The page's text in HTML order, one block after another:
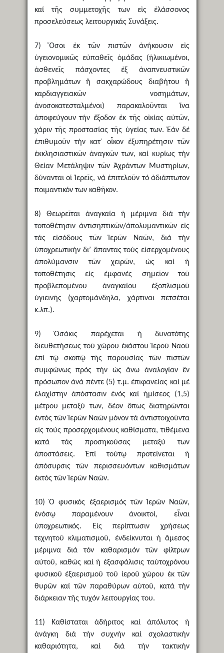
καί τῆς συμμετοχῆς των εἰς ἐλάσσονος
προσελεύσεως λειτουργικάς Συνάξεις.
7) Ὅσοι ἐκ τῶν πιστῶν ἀνήκουσιν εἰς
ὑγειονομικῶς εὐπαθεῖς ὁμάδας (ἡλικιωμένοι,
ἀσθενεῖς πάσχοντες ἐξ ἀναπνευστικῶν
προβλημάτων ἤ σακχαρώδους διαβήτου ἤ
καρδιαγγειακῶν νοσημάτων,
ἀνοσοκατεσταλμένοι) παρακαλοῦνται ἵνα
ἀποφεύγουν τήν ἔξοδον ἐκ τῆς οἰκίας αὐτῶν,
χάριν τῆς προστασίας τῆς ὑγείας των. Ἐάν δέ
ἐπιθυμοῦν τήν κατ᾿ οἶκον ἐξυπηρέτησιν τῶν
ἐκκλησιαστικῶν ἀναγκῶν των, καί κυρίως τήν
Θείαν Μετάληψιν τῶν Ἀχράντων Μυστηρίων,
δύνανται οἱ Ἱερεῖς, νά ἐπιτελοῦν τό ἀδιάπτωτον
ποιμαντικόν των καθῆκον.
8) Θεωρεῖται ἀναγκαία ἡ μέριμνα διά τήν
τοποθέτησιν ἀντισηπτικῶν/ἀπολυμαντικῶν εἰς
τάς εἰσόδους τῶν Ἱερῶν Ναῶν, διά τήν
ὑποχρεωτικήν δι’ ἅπαντας τούς εἰσερχομένους
ἀπολύμανσιν τῶν χειρῶν, ὡς καί ἡ
τοποθέτησις εἰς ἐμφανές σημεῖον τοῦ
προβλεπομένου ἀναγκαίου ἐξοπλισμοῦ
ὑγιεινῆς (χαρτομάνδηλα, χάρτιναι πετσέται
κ.λπ.).
9) Ὁσάκις παρέχεται ἡ δυνατότης
διευθετήσεως τοῦ χώρου ἑκάστου Ἱεροῦ Ναοῦ
ἐπί τῷ σκοπῷ τῆς παρουσίας τῶν πιστῶν
συμφώνως πρός τήν ὡς ἄνω ἀναλογίαν ἕν
πρόσωπον ἀνά πέντε (5) τ.μ. ἐπιφανείας καί μέ
ἐλαχίστην ἀπόστασιν ἑνός καί ἡμίσεος (1,5)
μέτρου μεταξύ των, δέον ὅπως διατηρῶνται
ἐντός τῶν Ἱερῶν Ναῶν μόνον τά ἀντιστοιχοῦντα
εἰς τούς προσερχομένους καθίσματα, τιθέμενα
κατά τάς προσηκούσας μεταξύ των
ἀποστάσεις. Ἐπί τούτῳ προτείνεται ἡ
ἀπόσυρσις τῶν περισσευόντων καθισμάτων
ἐκτός τῶν Ἱερῶν Ναῶν.
10) Ὁ φυσικός ἐξαερισμός τῶν Ἱερῶν Ναῶν,
ἐνόσῳ παραμένουν ἀνοικτοί, εἶναι
ὑποχρεωτικός. Εἰς περίπτωσιν χρήσεως
τεχνητοῦ κλιματισμοῦ, ἐνδείκνυται ἡ ἄμεσος
μέριμνα διά τόν καθαρισμόν τῶν φίλτρων
αὐτοῦ, καθώς καί ἡ ἐξασφάλισις ταὐτοχρόνου
φυσικοῦ ἐξαερισμοῦ τοῦ ἱεροῦ χώρου ἐκ τῶν
θυρῶν καί τῶν παραθύρων αὐτοῦ, κατά τήν
διάρκειαν τῆς τυχόν λειτουργίας του.
11) Καθίσταται ἀδήριτος καί ἀπόλυτος ἡ
ἀνάγκη διά τήν συχνήν καί σχολαστικήν
καθαριότητα, καί διά τήν τακτικήν